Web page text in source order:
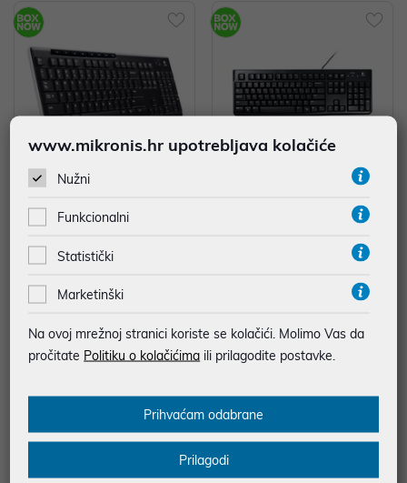
Tipkovnica Bežična Logitech K27
0 Crna PN: 920-003738
42,00 €
Tip povezivanja: Bežično
Tipkovnica Žična Logitech K120
USB OEM crna P/N: 920-002642
www.mikronis.hr upotrebljava kolačiće
Nužni
Funkcionalni
Statistički
Marketinški
Na ovoj mrežnoj stranici koriste se kolačići. Molimo Vas da
pročitate Politiku o kolačićima ili prilagodite postavke.
Prihvaćam odabrane
Prilagodi